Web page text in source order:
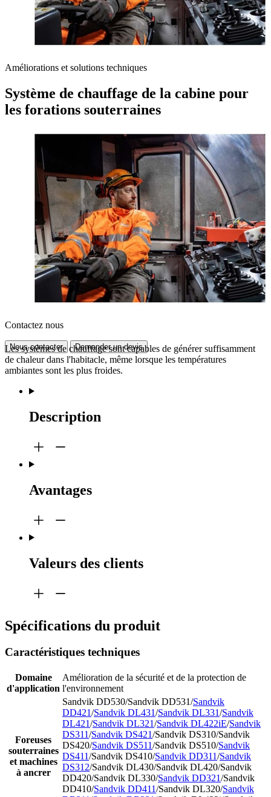
Améliorations et solutions techniques
Système de chauffage de la cabine pour
les forations souterraines
Contactez nous
Nous contacter Demander un devis
Les systèmes de chauffage sont capables de générer suffisamment
de chaleur dans l'habitacle, même lorsque les températures
ambiantes sont les plus froides.
Description
Avantages
Valeurs des clients
Spécifications du produit
Caractéristiques techniques
Domaine
d'application
Amélioration de la sécurité et de la protection de
l'environnement
Foreuses
souterraines
et machines
à ancrer
Sandvik DD530/Sandvik DD531/Sandvik
DD421/Sandvik DL431/Sandvik DL331/Sandvik
DL421/Sandvik DL321/Sandvik DL422iE/Sandvik
DS311/Sandvik DS421/Sandvik DS310/Sandvik
DS420/Sandvik DS511/Sandvik DS510/Sandvik
DS411/Sandvik DS410/Sandvik DD311/Sandvik
DS312/Sandvik DL430/Sandvik DL420/Sandvik
DD420/Sandvik DL330/Sandvik DD321/Sandvik
DD410/Sandvik DD411/Sandvik DL320/Sandvik